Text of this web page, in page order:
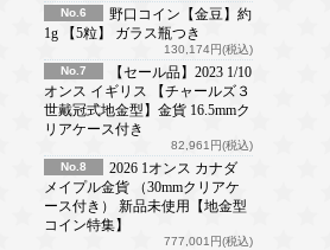
No.6
野口コイン【金豆】約
1g 【5粒】 ガラス瓶つき
130,174円(税込)
No.7
【セール品】2023 1/10
オンス イギリス 【チャールズ３
世戴冠式地金型】金貨 16.5mmク
リアケース付き
82,961円(税込)
No.8
2026 1オンス カナダ
メイプル金貨 （30mmクリアケ
ース付き） 新品未使用【地金型
コイン特集】
777,001円(税込)